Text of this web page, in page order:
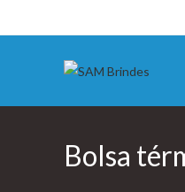
to
Bolsa